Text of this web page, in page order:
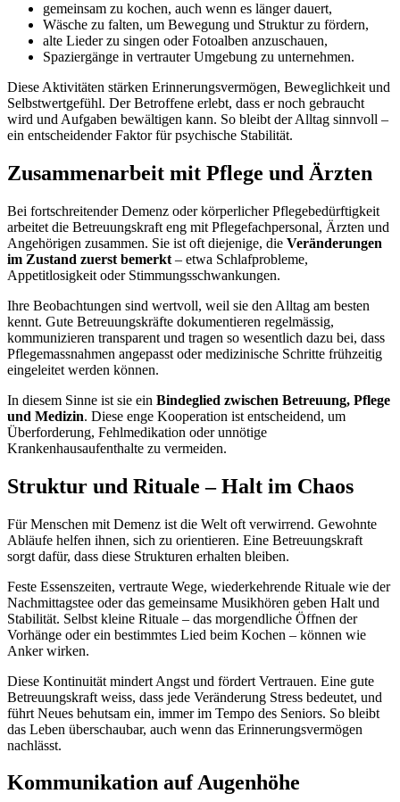
gemeinsam zu kochen, auch wenn es länger dauert,
Wäsche zu falten, um Bewegung und Struktur zu fördern,
alte Lieder zu singen oder Fotoalben anzuschauen,
Spaziergänge in vertrauter Umgebung zu unternehmen.
Diese Aktivitäten stärken Erinnerungsvermögen, Beweglichkeit und
Selbstwertgefühl. Der Betroffene erlebt, dass er noch gebraucht
wird und Aufgaben bewältigen kann. So bleibt der Alltag sinnvoll –
ein entscheidender Faktor für psychische Stabilität.
Zusammenarbeit mit Pflege und Ärzten
Bei fortschreitender Demenz oder körperlicher Pflegebedürftigkeit
arbeitet die Betreuungskraft eng mit Pflegefachpersonal, Ärzten und
Angehörigen zusammen. Sie ist oft diejenige, die Veränderungen
im Zustand zuerst bemerkt – etwa Schlafprobleme,
Appetitlosigkeit oder Stimmungsschwankungen.
Ihre Beobachtungen sind wertvoll, weil sie den Alltag am besten
kennt. Gute Betreuungskräfte dokumentieren regelmässig,
kommunizieren transparent und tragen so wesentlich dazu bei, dass
Pflegemassnahmen angepasst oder medizinische Schritte frühzeitig
eingeleitet werden können.
In diesem Sinne ist sie ein Bindeglied zwischen Betreuung, Pflege
und Medizin. Diese enge Kooperation ist entscheidend, um
Überforderung, Fehlmedikation oder unnötige
Krankenhausaufenthalte zu vermeiden.
Struktur und Rituale – Halt im Chaos
Für Menschen mit Demenz ist die Welt oft verwirrend. Gewohnte
Abläufe helfen ihnen, sich zu orientieren. Eine Betreuungskraft
sorgt dafür, dass diese Strukturen erhalten bleiben.
Feste Essenszeiten, vertraute Wege, wiederkehrende Rituale wie der
Nachmittagstee oder das gemeinsame Musikhören geben Halt und
Stabilität. Selbst kleine Rituale – das morgendliche Öffnen der
Vorhänge oder ein bestimmtes Lied beim Kochen – können wie
Anker wirken.
Diese Kontinuität mindert Angst und fördert Vertrauen. Eine gute
Betreuungskraft weiss, dass jede Veränderung Stress bedeutet, und
führt Neues behutsam ein, immer im Tempo des Seniors. So bleibt
das Leben überschaubar, auch wenn das Erinnerungsvermögen
nachlässt.
Kommunikation auf Augenhöhe